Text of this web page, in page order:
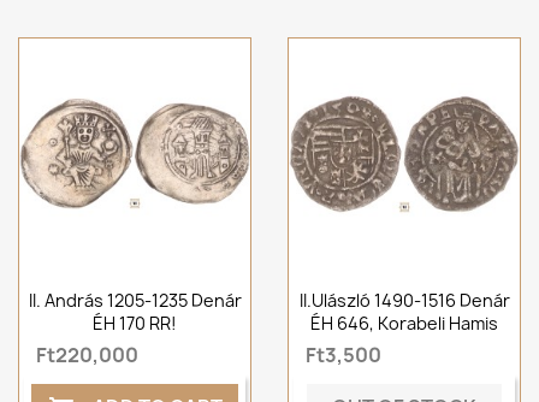
II. András 1205-1235 Denár
ÉH 170 RR!
Ft220,000
II.Ulászló 1490-1516 Denár
ÉH 646, Korabeli Hamis
Ft3,500